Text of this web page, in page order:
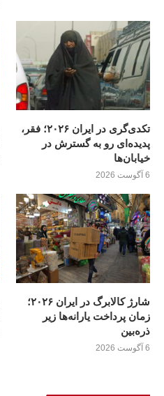
تکدی‌گری در ایران ۲۰۲۶؛ فقر،
پدیده‌ای رو به گسترش در
خیابان‌ها
6 آگوست 2026
شارژ کالابرگ در ایران ۲۰۲۶؛
زمان پرداخت یارانه‌ها زیر
ذره‌بین
6 آگوست 2026